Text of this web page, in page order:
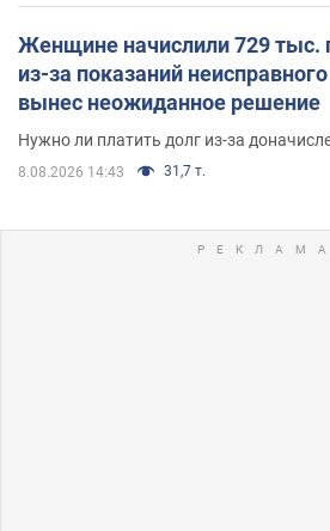
Женщине начислили 729 тыс.
из-за показаний
вынес неожиданное решение
Нужно ли платить долг из-за
8.08.2026 14:43 31,7 т.